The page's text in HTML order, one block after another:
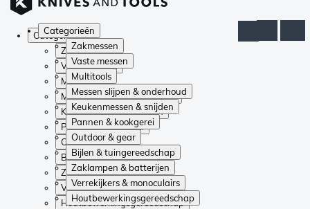
Categorieën
Zakmessen
Vaste messen
Multitools
Messen slijpen & onderhoud
Keukenmessen & snijden
Pannen & kookgerei
Outdoor & gear
Bijlen & tuingereedschap
Zaklampen & batterijen
Verrekijkers & monoculairs
Houtbewerkingsgereedschap
Categorieën
Zakmessen
Vaste messen
Multitools
Messen slijpen & onderhoud
Keukenmessen & snijden
Pannen & kookgerei
Outdoor & gear
Bijlen & tuingereedschap
Zaklampen & batterijen
Verrekijkers & monoculairs
Houtbewerkingsgereedschap